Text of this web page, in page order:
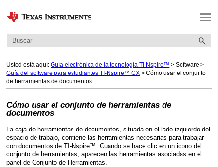
Saltar a contenido principal
Usted está aquí: Guía electrónica de la tecnología TI-Nspire™ >Software >
Guía del software para estudiantes TI-Nspire™ CX >Cómo usar el conjunto
de herramientas de documentos
Cómo usar el conjunto de herramientas de
documentos
La caja de herramientas de documentos, situada en el lado izquierdo del
espacio de trabajo, contiene las herramientas necesarias para trabajar
con documentos de TI-Nspire™. Cuando se hace clic en un icono del
conjunto de herramientas, aparecen las herramientas asociadas en el
panel de Conjunto de Herramientas.